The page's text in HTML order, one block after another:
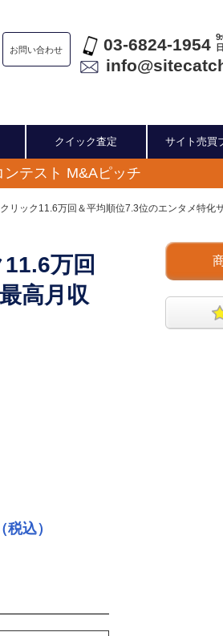
お問い合わせ 03-6824-1954
クイック査定 サイト売買
テスト M&Aピッチ
リック11.6万回＆平均順位7.3位のエンタメ特化
万回
高月収
税込）